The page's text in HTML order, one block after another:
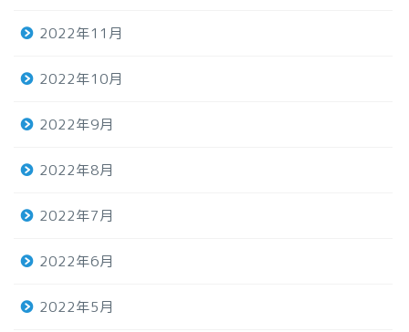
2022年11月
2022年10月
2022年9月
2022年8月
2022年7月
2022年6月
2022年5月